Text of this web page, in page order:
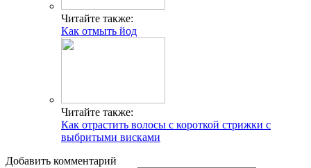
Читайте также:
Как отмыть йод
Читайте также:
Как отрастить волосы с короткой стрижки с
выбритыми висками
Добавить комментарий